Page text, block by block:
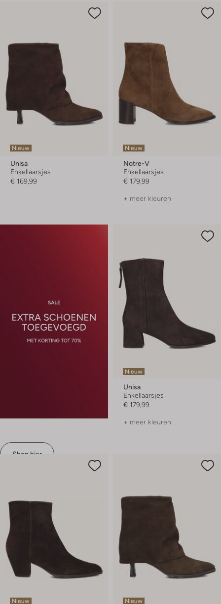
Nieuw
Unisa
Enkellaarsjes
€ 169,99
Nieuw
Notre-V
Enkellaarsjes
€ 179,99
+ meer kleuren
Shop hier
Nieuw
Unisa
Enkellaarsjes
€ 179,99
+ meer kleuren
Nieuw Nieuw